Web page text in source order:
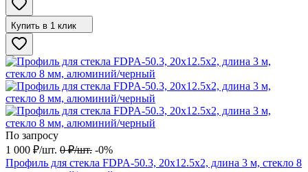
Купить в 1 клик
По запросу
1 000 ₽/шт. 0 ₽/шт. -0%
Профиль для стекла FDPA-50.3, 20х12.5х2, длина 3 м, стекло 8